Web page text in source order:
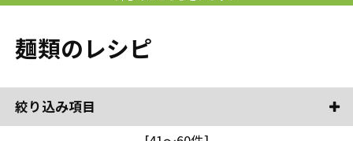
麺類のレシピ
絞り込み項目